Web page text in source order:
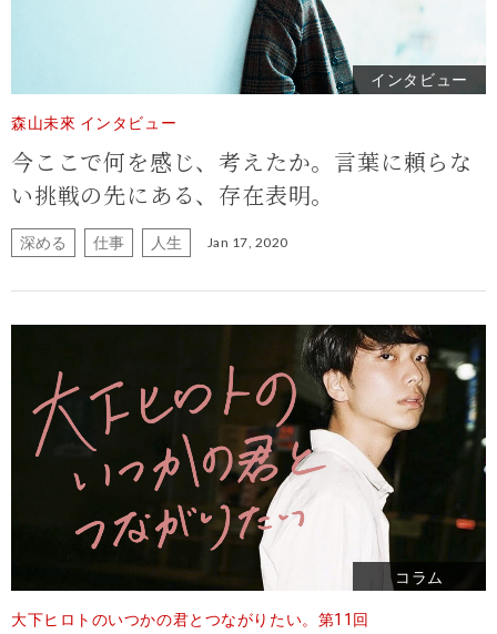
インタビュー
森山未來 インタビュー
今ここで何を感じ、考えたか。 言葉に頼らな
い挑戦の先にある、存在表明。
深める 仕事 人生 Jan 17, 2020
コラム
大下ヒロトのいつかの君とつながりたい。第11回